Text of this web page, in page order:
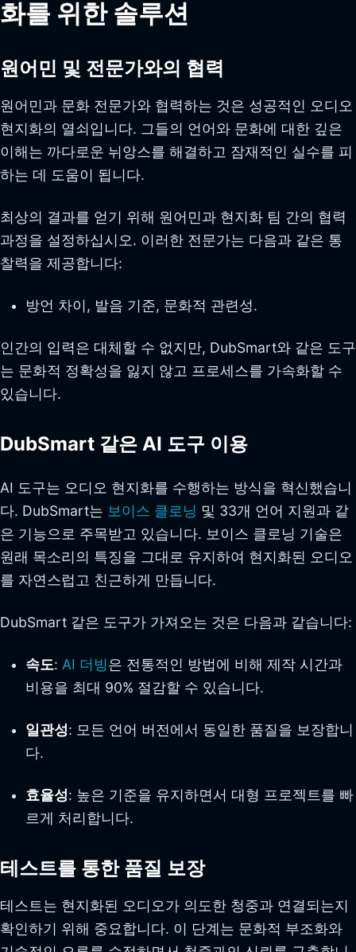
화를 위한 솔루션
원어민 및 전문가와의 협력
원어민과 문화 전문가와 협력하는 것은 성공적인 오디오
현지화의 열쇠입니다. 그들의 언어와 문화에 대한 깊은
이해는 까다로운 뉘앙스를 해결하고 잠재적인 실수를 피
하는 데 도움이 됩니다.
최상의 결과를 얻기 위해 원어민과 현지화 팀 간의 협력
과정을 설정하십시오. 이러한 전문가는 다음과 같은 통
찰력을 제공합니다:
방언 차이, 발음 기준, 문화적 관련성.
인간의 입력은 대체할 수 없지만, DubSmart와 같은 도구
는 문화적 정확성을 잃지 않고 프로세스를 가속화할 수
있습니다.
DubSmart 같은 AI 도구 이용
AI 도구는 오디오 현지화를 수행하는 방식을 혁신했습니
다. DubSmart는 보이스 클로닝 및 33개 언어 지원과 같
은 기능으로 주목받고 있습니다. 보이스 클로닝 기술은
원래 목소리의 특징을 그대로 유지하여 현지화된 오디오
를 자연스럽고 친근하게 만듭니다.
DubSmart 같은 도구가 가져오는 것은 다음과 같습니다:
속도: AI 더빙은 전통적인 방법에 비해 제작 시간과
비용을 최대 90% 절감할 수 있습니다.
일관성: 모든 언어 버전에서 동일한 품질을 보장합니
다.
효율성: 높은 기준을 유지하면서 대형 프로젝트를 빠
르게 처리합니다.
테스트를 통한 품질 보장
테스트는 현지화된 오디오가 의도한 청중과 연결되는지
확인하기 위해 중요합니다. 이 단계는 문화적 부조화와